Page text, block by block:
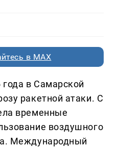
в MAX
года в Самарской
ракетной атаки. С
временные
воздушного
Международный